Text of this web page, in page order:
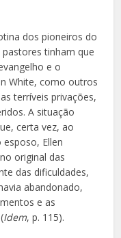
dos pioneiros do
tinham que
e o
White, como outros
terríveis privações,
A situação
certa vez, ao
Ellen
original das
das dificuldades,
abandonado,
e as
Idem, p. 115).